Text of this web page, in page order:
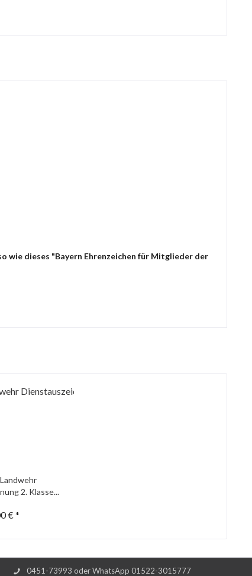
wie dieses "Bayern Ehrenzeichen für Mitglieder der
2. Klasse...
€ *
0451-73993 oder WhatsApp 01522-3015777